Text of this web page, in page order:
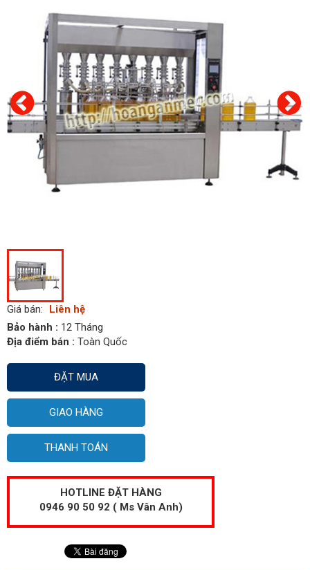
Giá bán:
Liên hệ
Bảo hành : 12 Tháng
Địa điểm bán : Toàn Quốc
ĐẶT MUA
GIAO HÀNG
THANH TOÁN
HOTLINE ĐẶT HÀNG
0946 90 50 92 ( Ms Vân Anh)